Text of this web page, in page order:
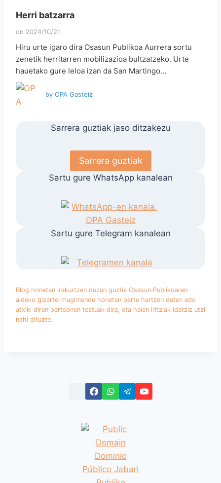
Herri batzarra
on 2024/10/21
Hiru urte igaro dira Osasun Publikoa Aurrera sortu
zenetik herritarren mobilizazioa bultzatzeko. Urte
hauetako gure leloa izan da San Martingo…
by OPA Gasteiz
Sarrera guztiak jaso ditzakezu
Sarrera guztiak
Sartu gure WhatsApp kanalean
Sartu gure Telegram kanalean
Blog honetan irakurtzen duzun guztia Osasun Publikoaren
aldeko gizarte-mugimendu honetan parte hartzen duten edo
atxiki diren pertsonen testuak dira, eta haien iritziak idatziz utzi
nahi dituzte.